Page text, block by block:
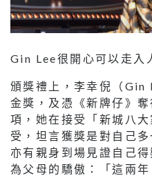
Gin Lee很開心可以走入
頒獎禮上，李幸倪（Gin
金獎，及憑《新牌仔》
項，她在接受「新城八
受，坦言獲獎是對自己
亦有親身到場見證自己
為父母的驕傲：「這兩